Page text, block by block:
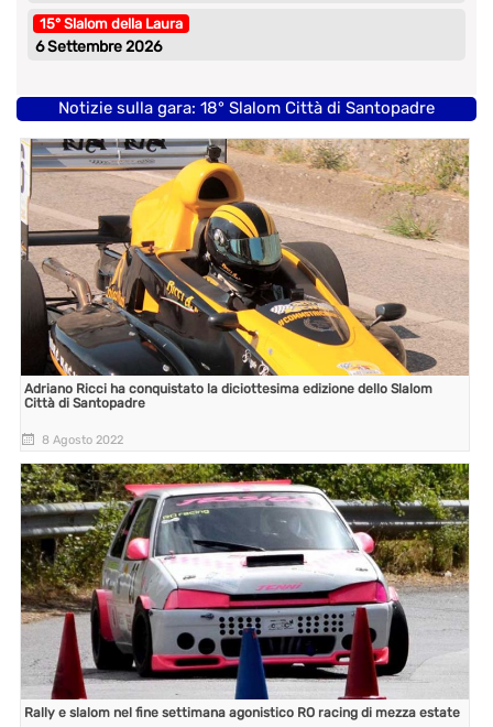
15° Slalom della Laura
6 Settembre 2026
Notizie sulla gara: 18° Slalom Città di Santopadre
Adriano Ricci ha conquistato la diciottesima edizione dello Slalom
Città di Santopadre
8 Agosto 2022
Rally e slalom nel fine settimana agonistico RO racing di mezza estate